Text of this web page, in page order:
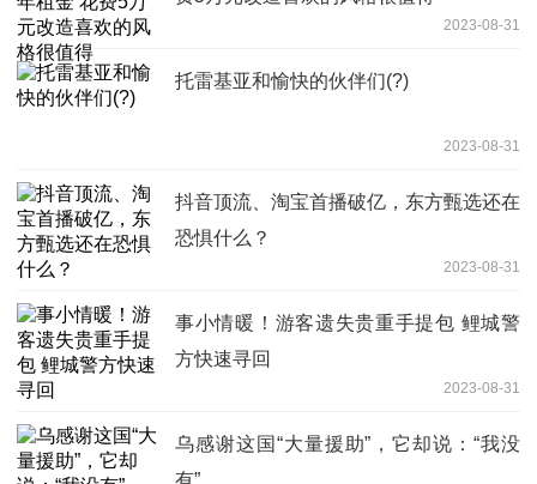
2023-08-31
托雷基亚和愉快的伙伴们(?)
2023-08-31
抖音顶流、淘宝首播破亿，东方甄选还在
恐惧什么？
2023-08-31
事小情暖！游客遗失贵重手提包 鲤城警
方快速寻回
2023-08-31
乌感谢这国“大量援助”，它却说：“我没
有”